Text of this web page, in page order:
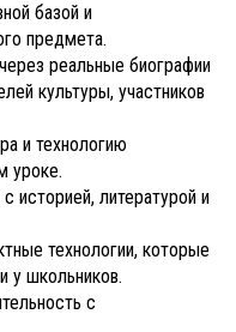
базой и
предмета.
реальные биографии
культуры, участников
и технологию
уроке.
историей, литературой и
технологии, которые
школьников.
с